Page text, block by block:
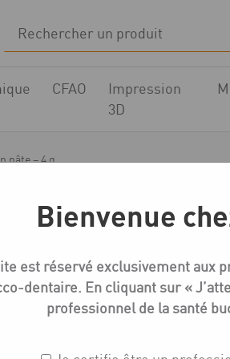
CFAO
Impression
3D
pâte – 4 g
MiYo
Bienvenue
est réservé exclusivement aux
dentaire. En cliquant sur «
professionnel de la santé